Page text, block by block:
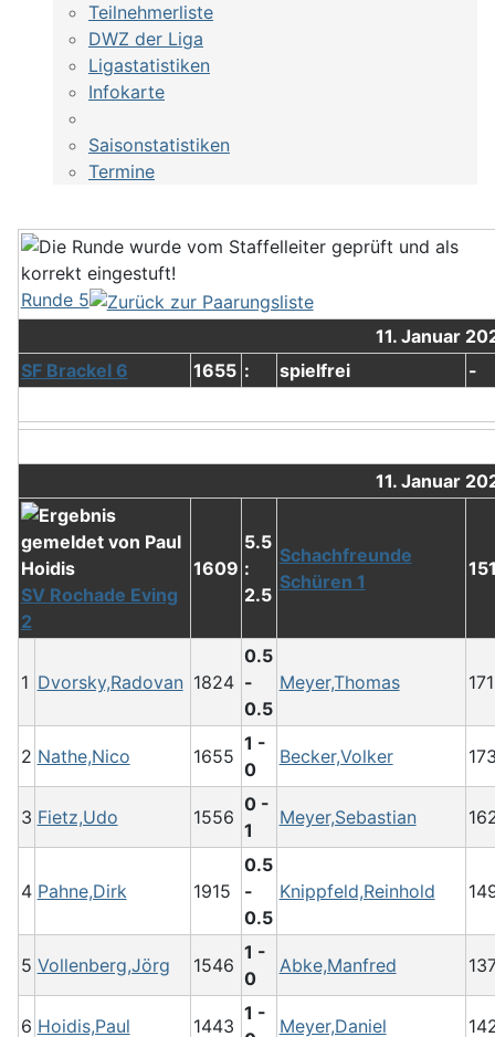
Teilnehmerliste
DWZ der Liga
Ligastatistiken
Infokarte
Saisonstatistiken
Termine
Runde 5
11. Januar
SF Brackel 6
1655 : spielfrei -
11. Januar
SV Rochade Eving
2
1609
5.5
:
2.5
Schachfreunde
Schüren 1
1 Dvorsky,Radovan 1824
0.5
-
0.5
Meyer,Thomas
2 Nathe,Nico 1655
1 -
0
Becker,Volker
3 Fietz,Udo 1556
0 -
1
Meyer,Sebastian
4 Pahne,Dirk 1915
0.5
-
0.5
Knippfeld,Reinhold
5 Vollenberg,Jörg 1546
1 -
0
Abke,Manfred
6 Hoidis,Paul 1443
1 -
Meyer,Daniel